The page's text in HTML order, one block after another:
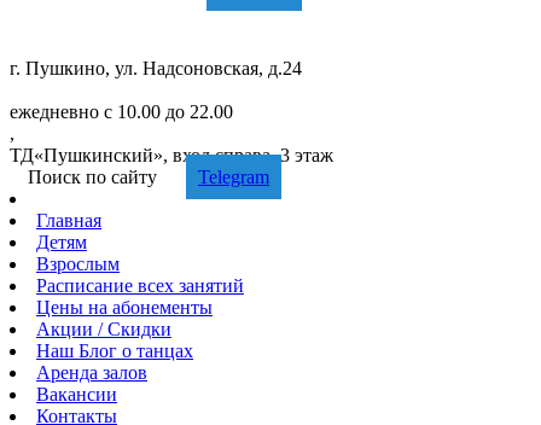
г. Пушкино, ул. Надсоновская, д.24
ежедневно с 10.00 до 22.00
,
ТД«Пушкинский», вход справа, 3 этаж
Поиск по сайту
Telegram
Главная
Детям
Взрослым
Расписание всех занятий
Цены на абонементы
Акции / Скидки
Наш Блог о танцах
Аренда залов
Вакансии
Контакты